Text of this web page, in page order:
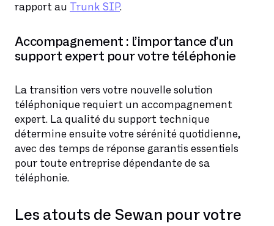
rapport au Trunk SIP.
Accompagnement : l’importance d’un
support expert pour votre téléphonie
La transition vers votre nouvelle solution
téléphonique requiert un accompagnement
expert. La qualité du support technique
détermine ensuite votre sérénité quotidienne,
avec des temps de réponse garantis essentiels
pour toute entreprise dépendante de sa
téléphonie.
Les atouts de Sewan pour votre